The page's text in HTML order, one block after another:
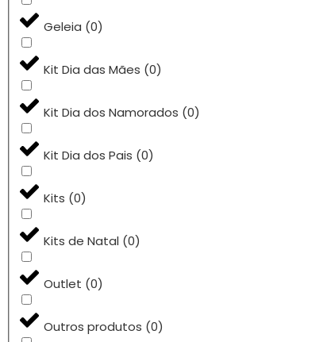
Geleia (0)
Kit Dia das Mães (0)
Kit Dia dos Namorados (0)
Kit Dia dos Pais (0)
Kits (0)
Kits de Natal (0)
Outlet (0)
Outros produtos (0)